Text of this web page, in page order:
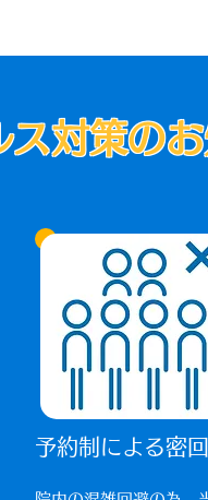
対策の
予約制による密